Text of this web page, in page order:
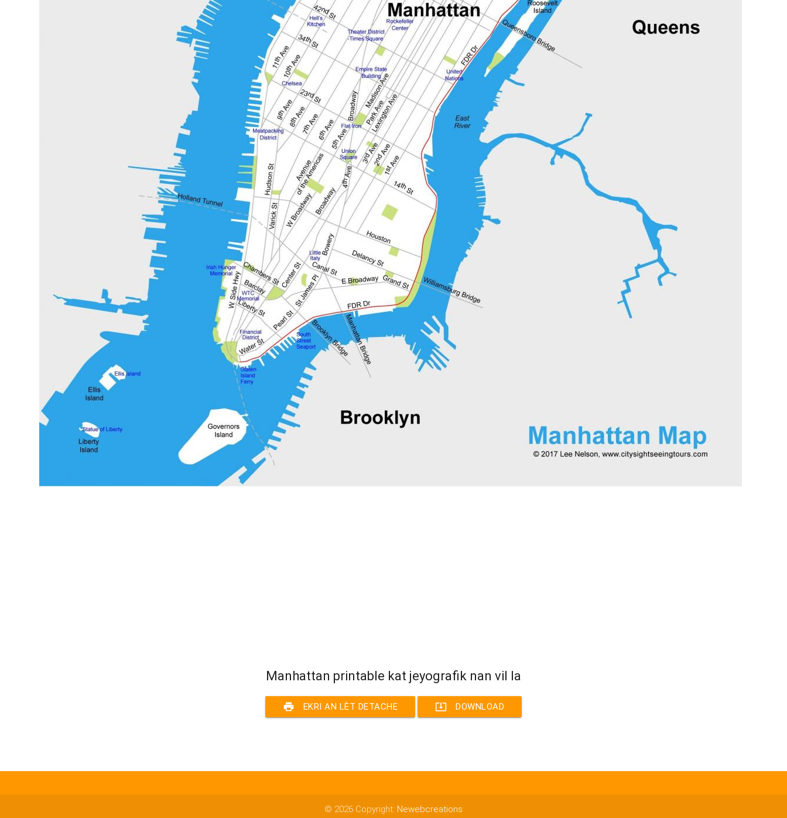
Manhattan printable kat jeyografik nan vil la
print EKRI AN LÈT DETACHE system_update_alt DOWNLOAD
© 2026 Copyright: Newebcreations